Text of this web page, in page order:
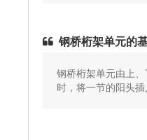
钢桥桁架单元的
钢桥桁架单元由上
时，将一节的阳头